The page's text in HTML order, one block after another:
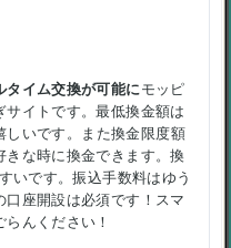
タイム交換が可能にモッピ
イトです。最低換金額は
しいです。また換金限度額
な時に換金できます。換
いです。振込手数料はゆう
座開設は必須です！スマ
んください！